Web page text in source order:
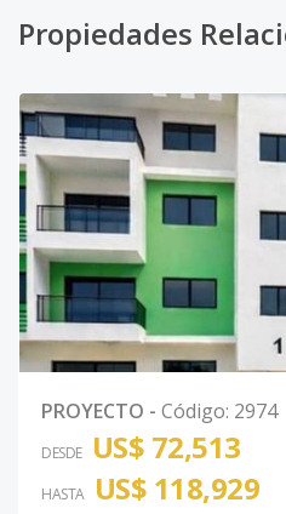
Propiedades
PROYECTO - Código: 2974
DESDE US$ 72,513
HASTA US$ 118,929